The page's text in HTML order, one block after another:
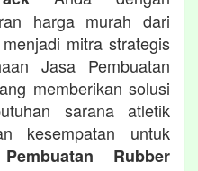
harga murah dari
mitra strategis
Jasa Pembuatan
memberikan solusi
sarana atletik
kesempatan untuk
Rubber